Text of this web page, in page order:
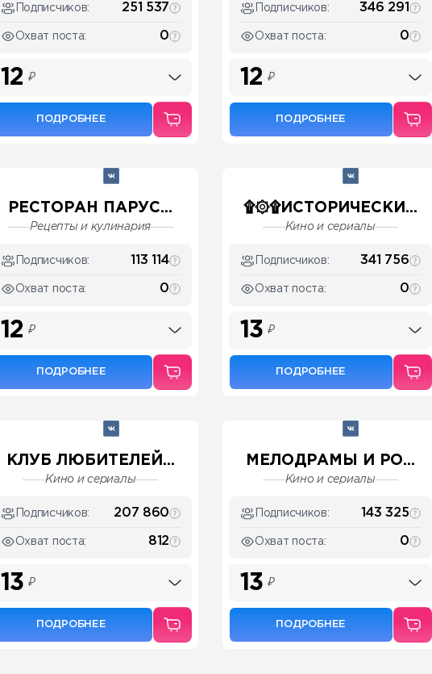
Подписчиков: 251 537
Охват поста: 0
12 ₽
ПОДРОБНЕЕ
Подписчиков: 346 291
Охват поста: 0
12 ₽
ПОДРОБНЕЕ
РЕСТОРАН ПАРУС...
Рецепты и кулинария
Подписчиков: 113 114
Охват поста: 0
12 ₽
ПОДРОБНЕЕ
۩۞۩ИСТОРИЧЕСКИ...
Кино и сериалы
Подписчиков: 341 756
Охват поста: 0
13 ₽
ПОДРОБНЕЕ
КЛУБ ЛЮБИТЕЛЕЙ...
Кино и сериалы
Подписчиков: 207 860
Охват поста: 812
13 ₽
ПОДРОБНЕЕ
МЕЛОДРАМЫ И РО...
Кино и сериалы
Подписчиков: 143 325
Охват поста: 0
13 ₽
ПОДРОБНЕЕ